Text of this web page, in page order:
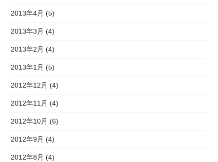
2013年4月 (5)
2013年3月 (4)
2013年2月 (4)
2013年1月 (5)
2012年12月 (4)
2012年11月 (4)
2012年10月 (6)
2012年9月 (4)
2012年8月 (4)